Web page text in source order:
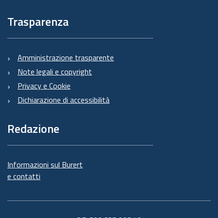
Trasparenza
Amministrazione trasparente
Note legali e copyright
Privacy e Cookie
Dichiarazione di accessibilità
Redazione
Informazioni sul Burert
e contatti